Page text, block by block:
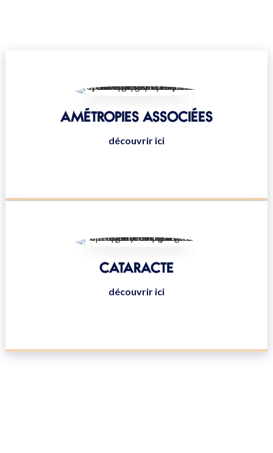
AMÉTROPIES ASSOCIÉES
découvrir ici
CATARACTE
découvrir ici